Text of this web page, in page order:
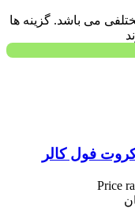
می باشد. گزینه ها
فول کالر
Price